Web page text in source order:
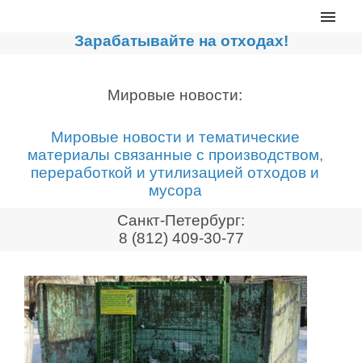
Главная
Сортировочные линии
Дробильное оборудование
Компакторы, контейнеры
Реализованные проекты
Видео
Новости компании
Мировые новости
О нас
Зарабатывайте на отходах!
Мировые новости:
Мировые новости и тематические
материалы связанные с производством,
переработкой и утилизацией отходов и
мусора
Санкт-Петербург:
8 (812) 409-30-77